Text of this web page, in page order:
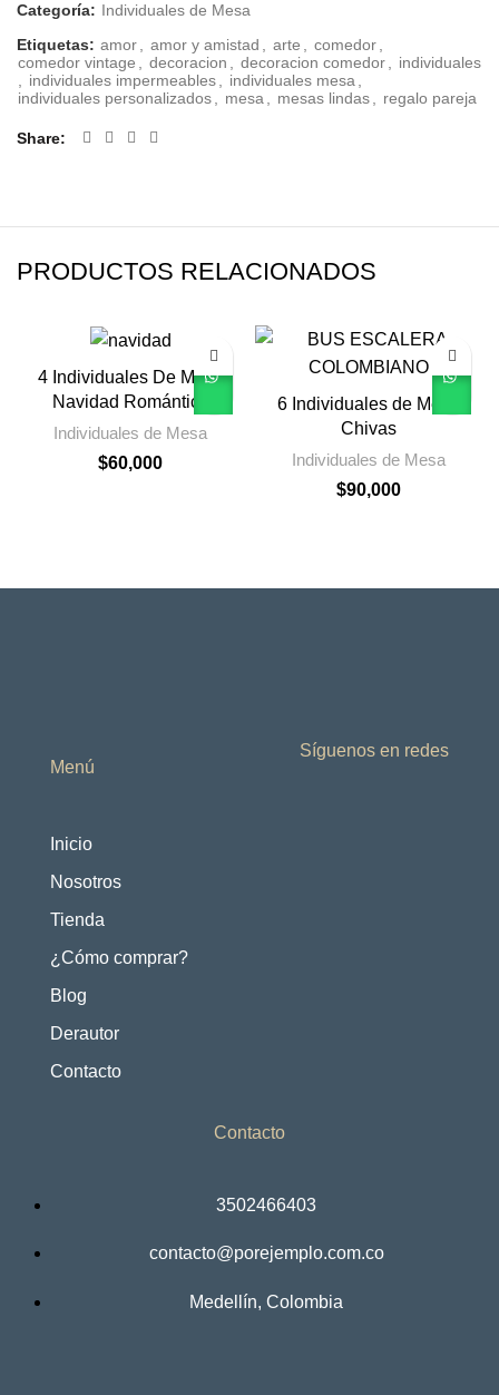
Categoría: Individuales de Mesa
Etiquetas: amor amor y amistad arte comedor
comedor vintage
decoracion decoracion comedor
individuales
individuales impermeables individuales mesa
individuales personalizados
mesa mesas lindas regalo pareja
Share
PRODUCTOS RELACIONADOS
4 Individuales De Mesa
Navidad Romántica
Individuales de Mesa
$60,000
6 Individuales de Mesa
Chivas
Individuales de Mesa
$90,000
Menú
Inicio
Nosotros
Tienda
¿Cómo comprar?
Blog
Derautor
Contacto
Síguenos en redes
Contacto
3502466403
contacto@porejemplo.com.co
Medellín, Colombia